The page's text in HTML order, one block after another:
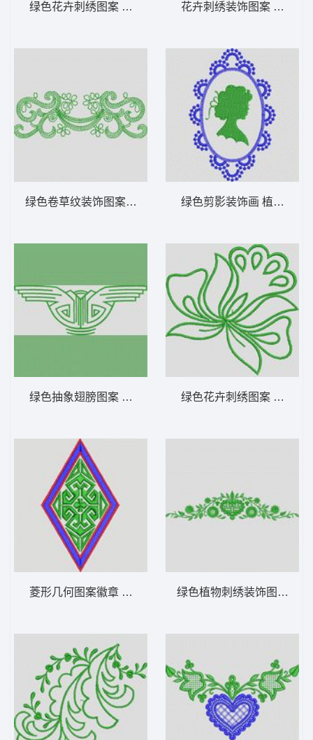
绿色花卉刺绣图案 植物花型
绿色卷草纹装饰图案 植物花型
绿色抽象翅膀图案 植物花型
菱形几何图案徽章 植物花型
花卉刺绣装饰图案 植物花
绿色剪影装饰画 植物花型
绿色花卉刺绣图案 植物花
绿色植物刺绣装饰图案 植